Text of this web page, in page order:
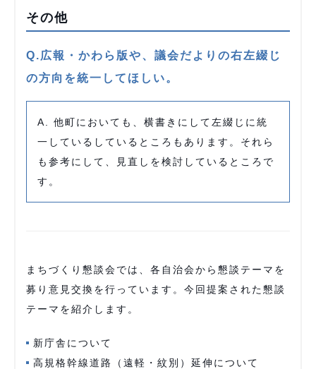
その他
Q.広報・かわら版や、議会だよりの右左綴じ
の方向を統一してほしい。
A. 他町においても、横書きにして左綴じに統
一しているしているところもあります。それら
も参考にして、見直しを検討しているところで
す。
まちづくり懇談会では、各自治会から懇談テーマを
募り意見交換を行っています。今回提案された懇談
テーマを紹介します。
新庁舎について
高規格幹線道路（遠軽・紋別）延伸について